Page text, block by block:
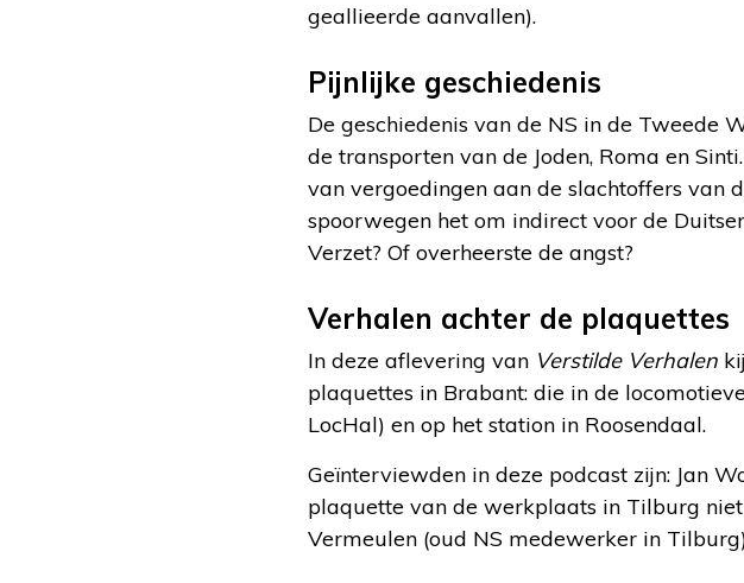
geallieerde aanvallen).
Pijnlijke geschiedenis
De geschiedenis van de NS in de Tweede
de transporten van de Joden, Roma en
van vergoedingen aan de slachtoffers van
spoorwegen het om indirect voor de
Verzet? Of overheerste de angst?
Verhalen achter de plaquettes
In deze aflevering van Verstilde Verhalen
plaquettes in Brabant: die in de
LocHal) en op het station in Roosendaal.
Geïnterviewden in deze podcast zijn: Jan
plaquette van de werkplaats in Tilburg
Vermeulen (oud NS medewerker in